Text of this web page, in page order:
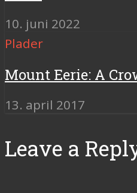
10. juni 2022
Plader
Mount Eerie: A
13. april 2017
Leave a